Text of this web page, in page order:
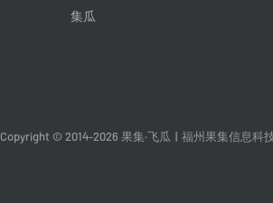
集瓜
Copyright © 2014-2026 果集·飞瓜 福州果集信息科